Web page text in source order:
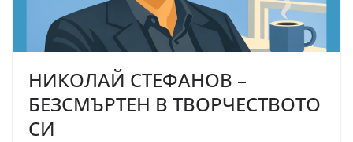
НИКОЛАЙ СТЕФАНОВ –
БЕЗСМЪРТЕН В ТВОРЧЕСТВОТО
СИ